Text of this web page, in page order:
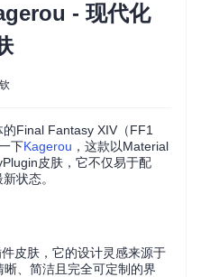
- 现代化
Final Fantasy XIV（FF1
下Kagerou ，这款以Material
皮肤，它不仅易于配
状态。
皮肤，它的设计灵感来源于
、简洁且完全可定制的界